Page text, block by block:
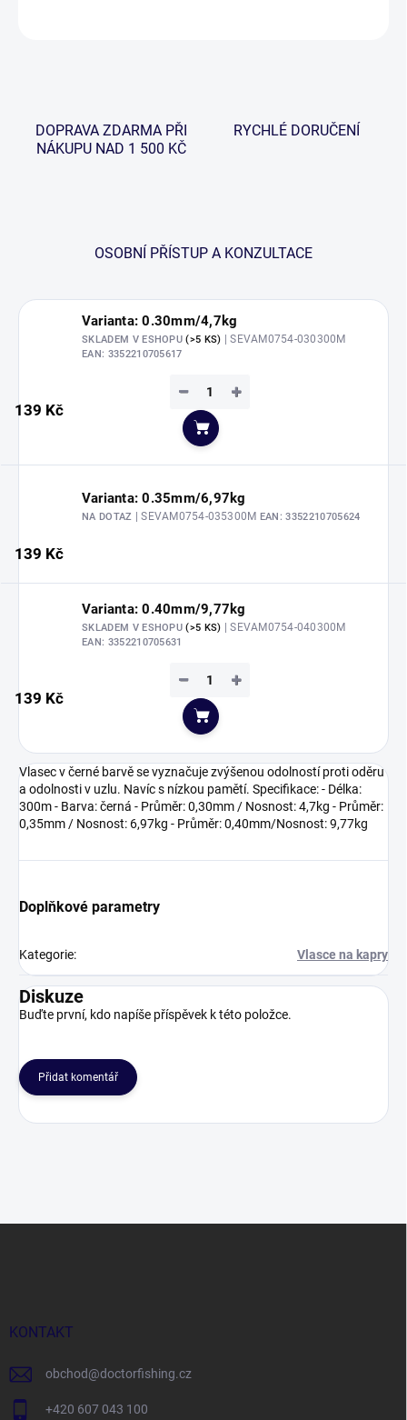
DOPRAVA ZDARMA PŘI
NÁKUPU NAD 1 500 KČ
RYCHLÉ DORUČENÍ
OSOBNÍ PŘÍSTUP A KONZULTACE
Varianta: 0.30mm/4,7kg
SKLADEM V ESHOPU(>5 KS) | SEVAM0754-030300M
EAN: 3352210705617
139 Kč
+
−
Do košíku
Varianta: 0.35mm/6,97kg
NA DOTAZ | SEVAM0754-035300M EAN: 3352210705624
139 Kč
Varianta: 0.40mm/9,77kg
SKLADEM V ESHOPU(>5 KS) | SEVAM0754-040300M
EAN: 3352210705631
139 Kč
+
−
Do košíku
Vlasec v černé barvě se vyznačuje zvýšenou odolností proti oděru
a odolnosti v uzlu. Navíc s nízkou pamětí. Specifikace: - Délka:
300m - Barva: černá - Průměr: 0,30mm / Nosnost: 4,7kg - Průměr:
0,35mm / Nosnost: 6,97kg - Průměr: 0,40mm/Nosnost: 9,77kg
Doplňkové parametry
Kategorie: Vlasce na kapry
Diskuze
Buďte první, kdo napíše příspěvek k této položce.
Přidat komentář
KONTAKT
obchod@doctorfishing.cz
+420 607 043 100